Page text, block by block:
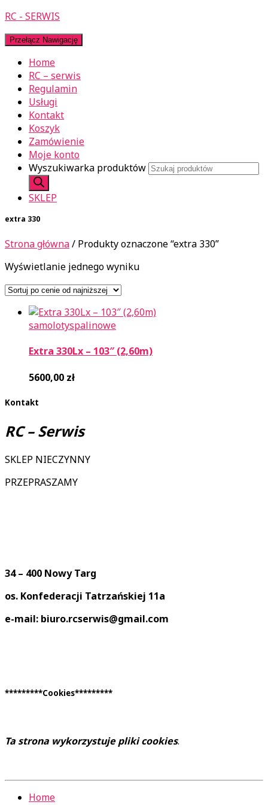
RC - SERWIS
Przełącz Nawigację
Home
RC – serwis
Regulamin
Usługi
Kontakt
Koszyk
Zamówienie
Moje konto
Wyszukiwarka produktów
SKLEP
extra 330
Strona główna/ Produkty oznaczone “extra 330”
Wyświetlanie jednego wyniku
samolotyspalinowe
Extra 330Lx – 103″ (2,60m)
5600,00 zł
Kontakt
RC – Serwis
SKLEP NIECZYNNY
PRZEPRASZAMY
34 – 400 Nowy Targ
os. Konfederacji Tatrzańskiej 11a
e-mail: biuro.rcserwis@gmail.com
*********Cookies*********
Ta strona wykorzystuje pliki cookies.
Home